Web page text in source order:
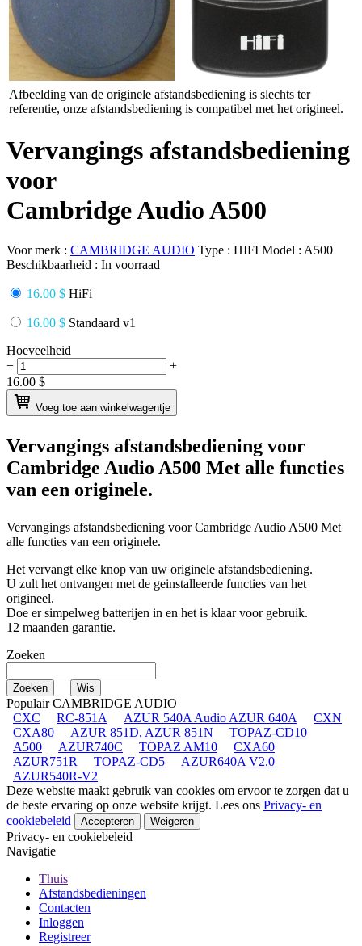
Afbeelding van de originele afstandsbediening is slechts ter
referentie, onze afstandsbediening is compatibel met het origineel.
Vervangings afstandsbediening
voor
Cambridge Audio A500
Voor merk : CAMBRIDGE AUDIO Type : HIFI Model : A500
Beschikbaarheid : In voorraad
16.00 $ HiFi
16.00 $ Standaard v1
Hoeveelheid
−
+
16.00 $
Voeg toe aan winkelwagentje
Vervangings afstandsbediening voor
Cambridge Audio A500 Met alle functies
van een originele.
Vervangings afstandsbediening voorCambridge Audio A500 Met
alle functies van een originele.
Het vervangt elke knop van uw originele afstandsbediening.
U zult het ontvangen met de geinstalleerde functies van het
origineel.
Doe er simpelweg batterijen in en het is klaar voor gebruik.
12 maanden garantie.
Zoeken
Populair CAMBRIDGE AUDIO
CXC
RC-851A AZUR 540A Audio AZUR 640A
CXN
CXA80
AZUR 851D, AZUR 851N
TOPAZ-CD10
A500
AZUR740C TOPAZ AM10
CXA60
AZUR751R
TOPAZ-CD5
AZUR640A V2.0
AZUR540R-V2
Deze website maakt gebruik van cookies om ervoor te zorgen dat u
de beste ervaring op onze website krijgt. Lees ons Privacy- en
cookiebeleid
Accepteren Weigeren
Privacy- en cookiebeleid
Navigatie
Thuis
Afstandsbedieningen
Contacten
Inloggen
Registreer